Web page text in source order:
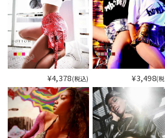
¥4,378(税込) ¥3,498(